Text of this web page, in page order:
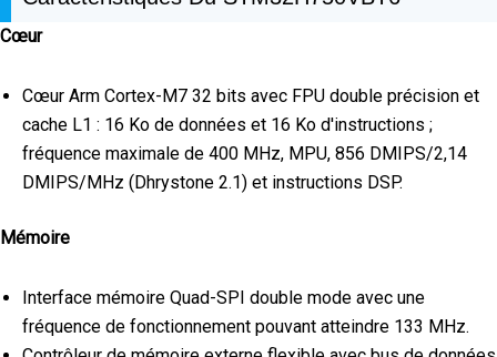
Cœur
Cœur Arm Cortex-M7 32 bits avec FPU double précision et
cache L1 : 16 Ko de données et 16 Ko d'instructions ;
fréquence maximale de 400 MHz, MPU, 856 DMIPS/2,14
DMIPS/MHz (Dhrystone 2.1) et instructions DSP.
Mémoire
Interface mémoire Quad-SPI double mode avec une
fréquence de fonctionnement pouvant atteindre 133 MHz.